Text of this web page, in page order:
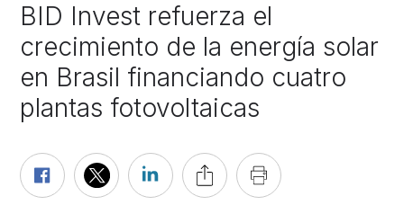
BID Invest refuerza el
crecimiento de la energía solar
en Brasil financiando cuatro
plantas fotovoltaicas